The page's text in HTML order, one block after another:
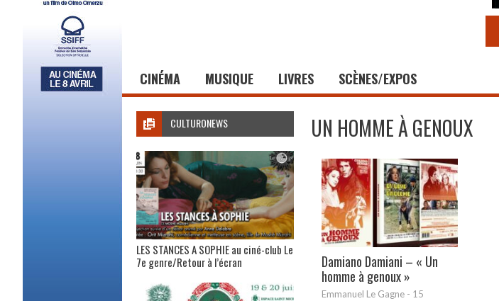
CINÉMA MUSIQUE LIVRES SCÈNES/EXPOS
UN HOMME À GENOUX
Damiano Damiani – « Un
homme à genoux »
Emmanuel Le Gagne - 15
CULTURONEWS
LES STANCES A SOPHIE au ciné-club Le
7e genre/Retour à l’écran